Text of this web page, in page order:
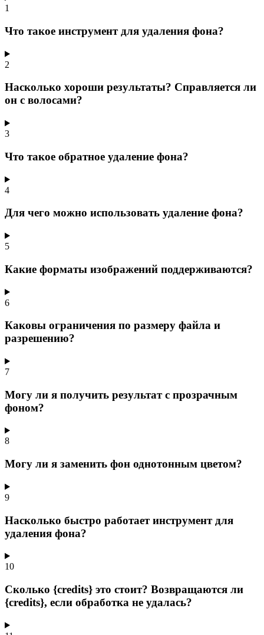
1
Что такое инструмент для удаления фона?
2
Насколько хороши результаты? Справляется ли
он с волосами?
3
Что такое обратное удаление фона?
4
Для чего можно использовать удаление фона?
5
Какие форматы изображений поддерживаются?
6
Каковы ограничения по размеру файла и
разрешению?
7
Могу ли я получить результат с прозрачным
фоном?
8
Могу ли я заменить фон однотонным цветом?
9
Насколько быстро работает инструмент для
удаления фона?
10
Сколько {credits} это стоит? Возвращаются ли
{credits}, если обработка не удалась?